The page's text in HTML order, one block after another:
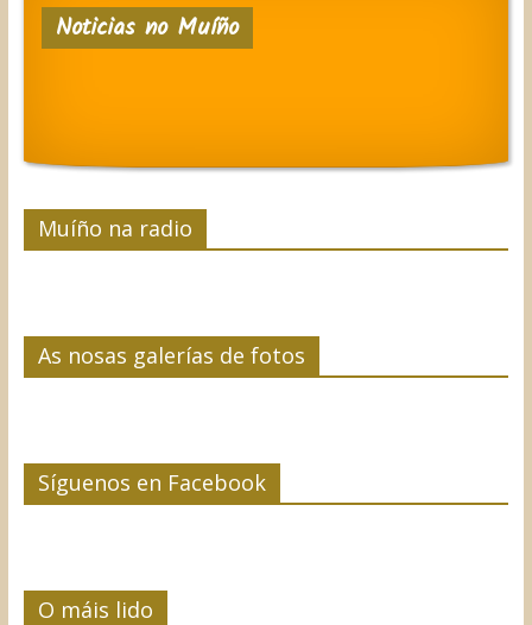
Noticias no Muíño
Muíño na radio
As nosas galerías de fotos
Síguenos en Facebook
O máis lido